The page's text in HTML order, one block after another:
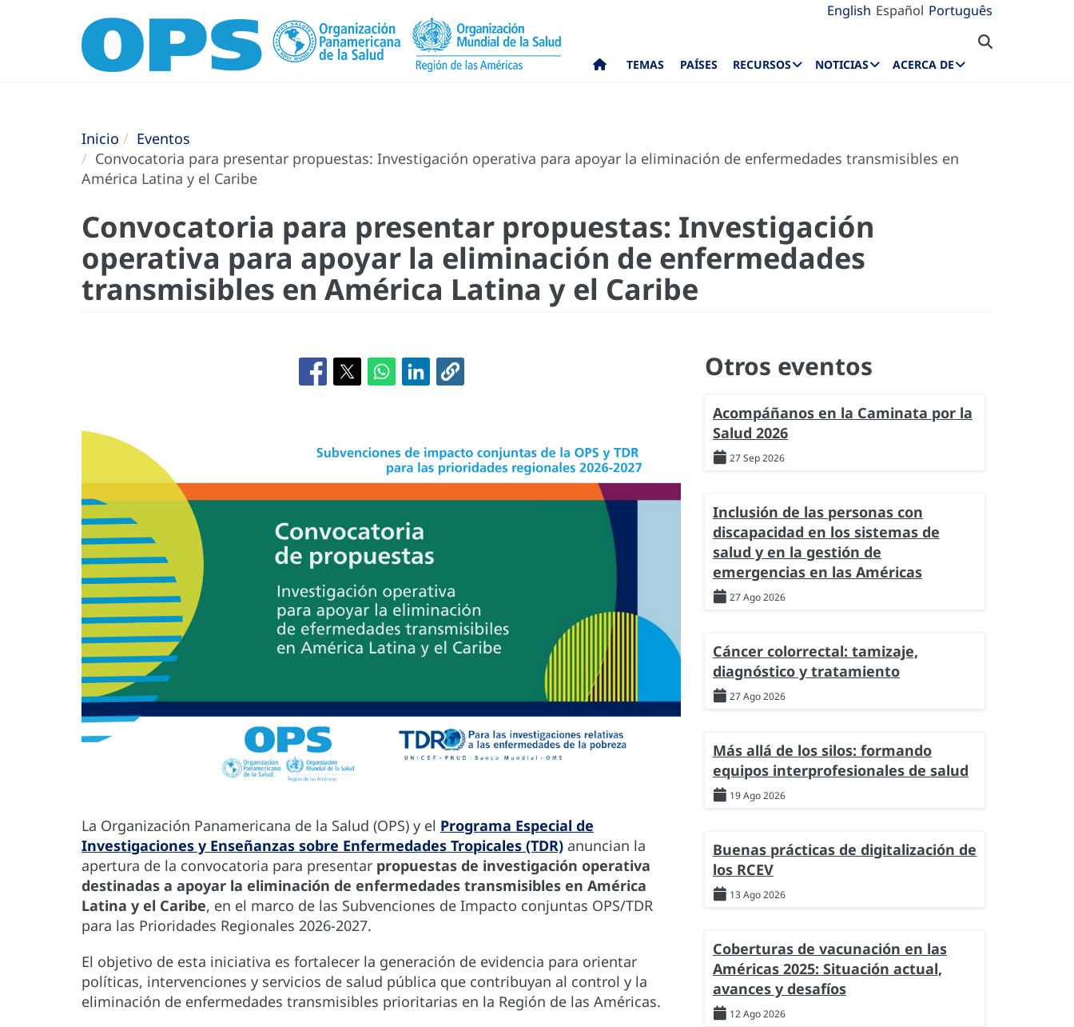
English Español Português
TEMAS PAÍSES RECURSOS NOTICIAS ACERCA DE
Inicio
Eventos
Convocatoria para presentar propuestas: Investigación operativa para apoyar la eliminación de enfermedades transmisibles en
América Latina y el Caribe
Convocatoria para presentar propuestas: Investigación
operativa para apoyar la eliminación de enfermedades
transmisibles en América Latina y el Caribe
La Organización Panamericana de la Salud (OPS) y el Programa Especial de
Investigaciones y Enseñanzas sobre Enfermedades Tropicales (TDR) anuncian la
apertura de la convocatoria para presentar propuestas de investigación operativa
destinadas a apoyar la eliminación de enfermedades transmisibles en América
Latina y el Caribe, en el marco de las Subvenciones de Impacto conjuntas OPS/TDR
para las Prioridades Regionales 2026-2027.
El objetivo de esta iniciativa es fortalecer la generación de evidencia para orientar
políticas, intervenciones y servicios de salud pública que contribuyan al control y la
eliminación de enfermedades transmisibles prioritarias en la Región de las Américas.
Otros eventos
Acompáñanos en la Caminata por la
Salud 2026
27 Sep 2026
Inclusión de las personas con
discapacidad en los sistemas de
salud y en la gestión de
emergencias en las Américas
27 Ago 2026
Cáncer colorrectal: tamizaje,
diagnóstico y tratamiento
27 Ago 2026
Más allá de los silos: formando
equipos interprofesionales de salud
19 Ago 2026
Buenas prácticas de digitalización de
los RCEV
13 Ago 2026
Coberturas de vacunación en las
Américas 2025: Situación actual,
avances y desafíos
12 Ago 2026